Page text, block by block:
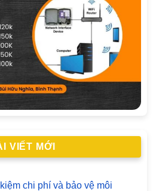
VIẾT MỚI
chi phí và bảo vệ môi